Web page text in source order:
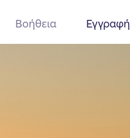
Βοήθεια Εγγραφή